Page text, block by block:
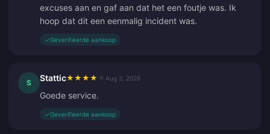
excuses aan en gaf aan dat het een foutje was. Ik
hoop dat dit een eenmalig incident was.
✓Geverifieerde aankoop
S Stattic★ ★ ★ ★ Aug 3, 2026
Goede service.
✓Geverifieerde aankoop